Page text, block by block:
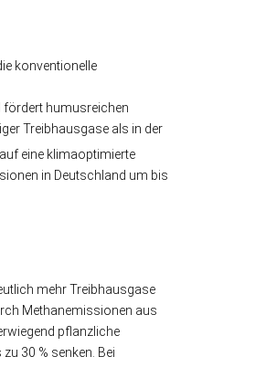
konventionelle
fördert humusreichen
Treibhausgase als in der
eine klimaoptimierte
in Deutschland um bis
mehr Treibhausgase
Methanemissionen aus
pflanzliche
30 % senken. Bei